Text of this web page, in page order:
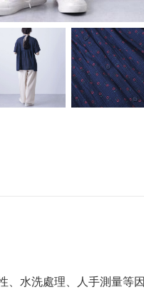
水洗處理、人手測量等